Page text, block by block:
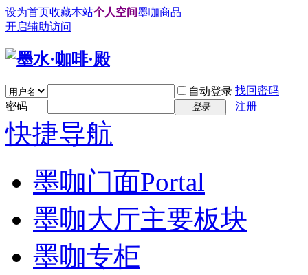
设为首页收藏本站个人空间墨咖商品
开启辅助访问
自动登录 找回密码
密码
登录 注册
快捷导航
墨咖门面Portal
墨咖大厅主要板块
墨咖专柜